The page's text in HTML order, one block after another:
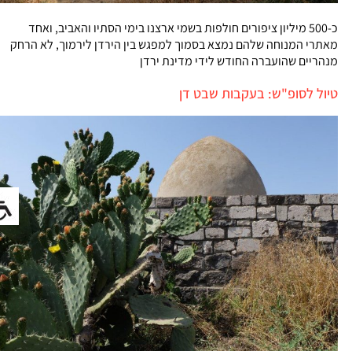
כ-500 מיליון ציפורים חולפות בשמי ארצנו בימי הסתיו והאביב, ואחד
מאתרי המנוחה שלהם נמצא בסמוך למפגש בין הירדן לירמוך, לא הרחק
מנהריים שהועברה החודש לידי מדינת ירדן
טיול לסופ"ש: בעקבות שבט דן